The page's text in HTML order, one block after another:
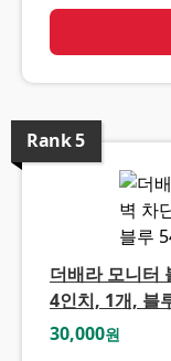
Rank5
더배라 모니터
4인치, 1개, 블
30,000원